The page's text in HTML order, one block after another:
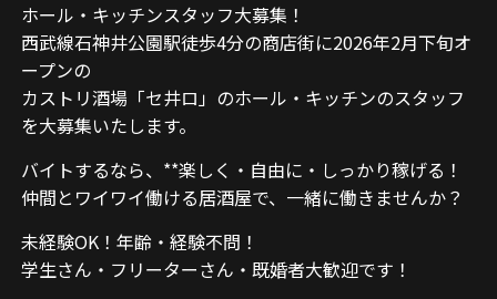
ホール・キッチンスタッフ大募集！
西武線石神井公園駅徒歩4分の商店街に2026年2月下旬オ
ープンの
カストリ酒場「セ井ロ」のホール・キッチンのスタッフ
を大募集いたします。
バイトするなら、**楽しく・自由に・しっかり稼げる！
仲間とワイワイ働ける居酒屋で、一緒に働きませんか？
未経験OK！年齢・経験不問！
学生さん・フリーターさん・既婚者大歓迎です！